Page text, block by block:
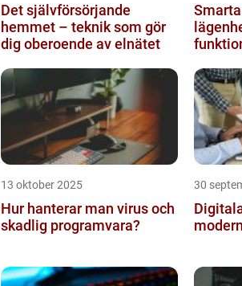
Det självförsörjande
hemmet – teknik som gör
dig oberoende av elnätet
13 oktober 2025
Hur hanterar man virus och
skadlig programvara?
30